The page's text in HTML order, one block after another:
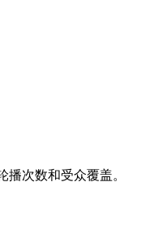
次数和受众覆盖。